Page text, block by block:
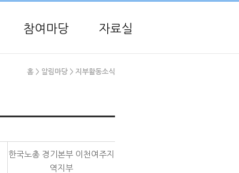
참여마당 자료실
홈 > 알림마당 > 지부활동소식
한국노총 경기본부 이천여주지
역지부